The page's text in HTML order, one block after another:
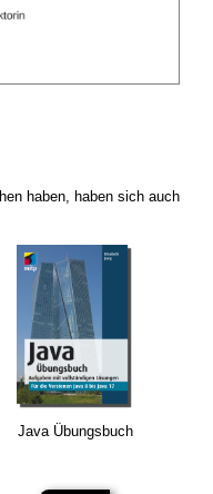
haben, haben sich auch
Java Übungsbuch